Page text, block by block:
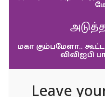
மகா கும்பமேளா..
விவிஐபி
Leave